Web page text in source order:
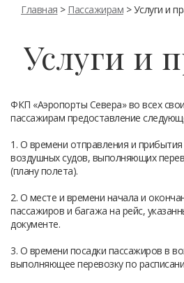
Главная > Пассажирам > Услуги и
Услуги и
ФКП «Аэропорты Севера» во всех
пассажирам предоставление
1. О времени отправления и
воздушных судов, выполняющих
(плану полета).
2. О месте и времени начала и
пассажиров и багажа на рейс,
документе.
3. О времени посадки пассажиров в
выполняющее перевозку по